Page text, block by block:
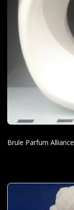
Brule Parfum Alliance